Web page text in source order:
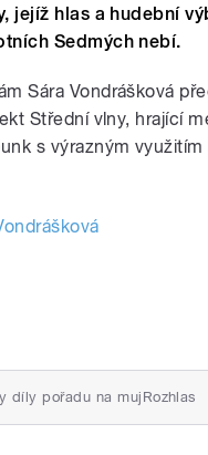
jejíž hlas a hudební
Sedmých nebí.
Sára Vondrášková
Střední vlny, hrající
s výrazným využitím
díly pořadu na mujRozhlas